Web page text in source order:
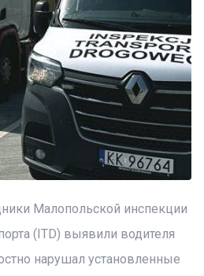
Малопольской инспекции
(ITD) выявили водителя
нарушал установленные